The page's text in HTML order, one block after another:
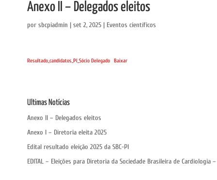
Anexo II – Delegados eleitos
por sbcpiadmin | set 2, 2025 | Eventos científicos
Resultado_candidatos_PI_Sócio Delegado Baixar
Ultimas Notícias
Anexo II – Delegados eleitos
Anexo I – Diretoria eleita 2025
Edital resultado eleição 2025 da SBC-PI
EDITAL – Eleições para Diretoria da Sociedade Brasileira de Cardiologia